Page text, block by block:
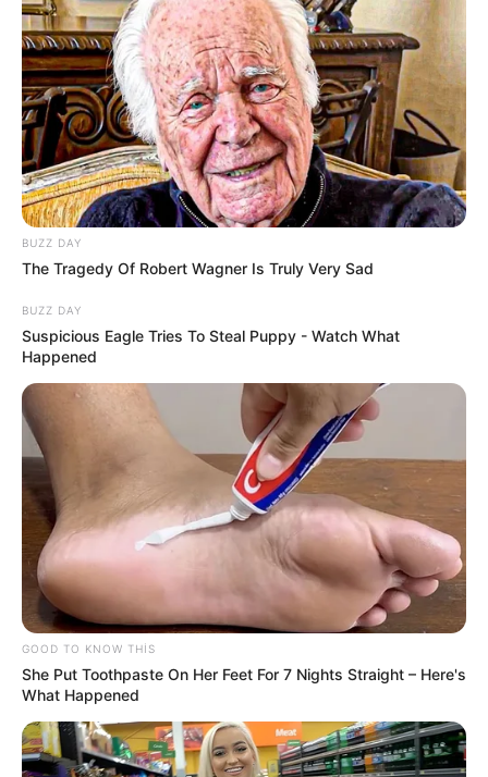
21:12 / 06 Avqust 2026 CƏMİYYƏT
Bakıda bu dahilərin heykəlləri yoxdur-
Nazirə müraciət edildi
182 0 0
20:59 / 06 Avqust 2026 DÜNYA
TƏCİLİ!Türkiyəqırıcıları havaya qaldırdı
- Nə baş verir?
72
BUZZ DAY
The Tragedy Of Robert Wagner Is Truly Very Sad
BUZZ DAY
Suspicious Eagle Tries To Steal Puppy - Watch What
Happened
GOOD TO KNOW THIS
She Put Toothpaste On Her Feet For 7 Nights Straight – Here's
What Happened